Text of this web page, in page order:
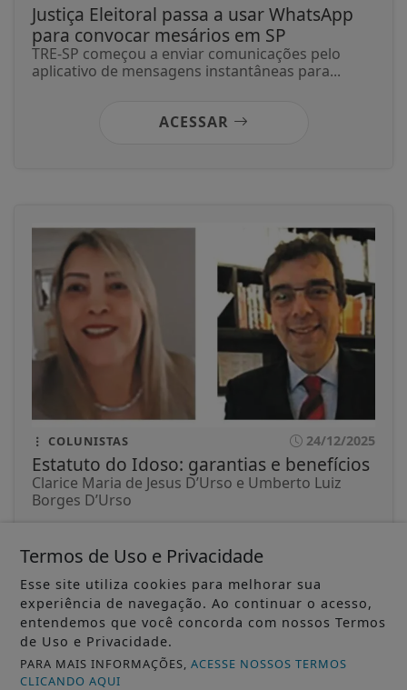
Justiça Eleitoral passa a usar WhatsApp
para convocar mesários em SP
TRE-SP começou a enviar comunicações pelo
aplicativo de mensagens instantâneas para...
ACESSAR
COLUNISTAS 24/12/2025
Estatuto do Idoso: garantias e benefícios
Clarice Maria de Jesus D’Urso e Umberto Luiz
Borges D’Urso
ACESSAR
Termos de Uso e Privacidade
Esse site utiliza cookies para melhorar sua
experiência de navegação. Ao continuar o acesso,
entendemos que você concorda com nossos Termos
de Uso e Privacidade.
PARA MAIS INFORMAÇÕES,ACESSE NOSSOS TERMOS
CLICANDO AQUI